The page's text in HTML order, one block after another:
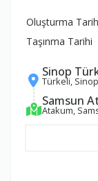
Oluşturma
Taşınma Tarihi
Sinop
Türkeli,
Samsun
Atakum,